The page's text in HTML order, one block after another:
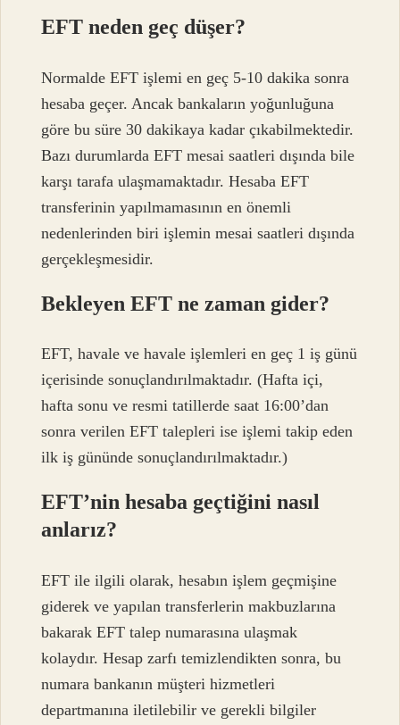
EFT neden geç düşer?
Normalde EFT işlemi en geç 5-10 dakika sonra
hesaba geçer. Ancak bankaların yoğunluğuna
göre bu süre 30 dakikaya kadar çıkabilmektedir.
Bazı durumlarda EFT mesai saatleri dışında bile
karşı tarafa ulaşmamaktadır. Hesaba EFT
transferinin yapılmamasının en önemli
nedenlerinden biri işlemin mesai saatleri dışında
gerçekleşmesidir.
Bekleyen EFT ne zaman gider?
EFT, havale ve havale işlemleri en geç 1 iş günü
içerisinde sonuçlandırılmaktadır. (Hafta içi,
hafta sonu ve resmi tatillerde saat 16:00’dan
sonra verilen EFT talepleri ise işlemi takip eden
ilk iş gününde sonuçlandırılmaktadır.)
EFT’nin hesaba geçtiğini nasıl
anlarız?
EFT ile ilgili olarak, hesabın işlem geçmişine
giderek ve yapılan transferlerin makbuzlarına
bakarak EFT talep numarasına ulaşmak
kolaydır. Hesap zarfı temizlendikten sonra, bu
numara bankanın müşteri hizmetleri
departmanına iletilebilir ve gerekli bilgiler